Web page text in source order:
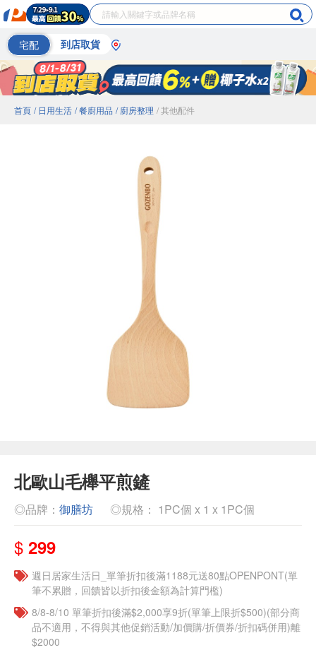
宅配 到店取貨
首頁 / 日用生活 / 餐廚用品 / 廚房整理 / 其他配件
北歐山毛櫸平煎鏟
◎品牌： 御膳坊 ◎規格： 1PC個 x 1 x 1PC個
$ 299
週日居家生活日_單筆折扣後滿1188元送80點OPENPONT(單
筆不累贈，回饋皆以折扣後金額為計算門檻)
8/8-8/10 單筆折扣後滿$2,000享9折(單筆上限折$500)(部分商
品不適用，不得與其他促銷活動/加價購/折價券/折扣碼併用)離
$2000